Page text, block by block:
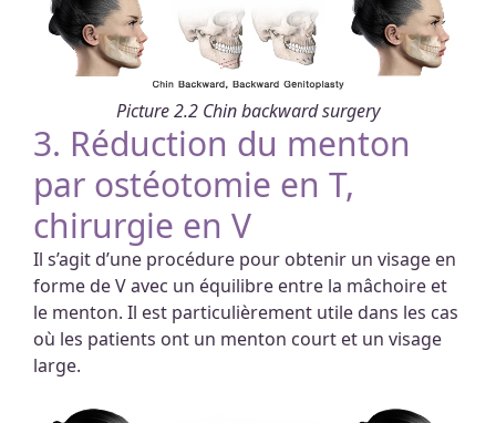
Picture 2.2 Chin backward surgery
3. Réduction du menton
par ostéotomie en T,
chirurgie en V
Il s’agit d’une procédure pour obtenir un visage en
forme de V avec un équilibre entre la mâchoire et
le menton. Il est particulièrement utile dans les cas
où les patients ont un menton court et un visage
large.